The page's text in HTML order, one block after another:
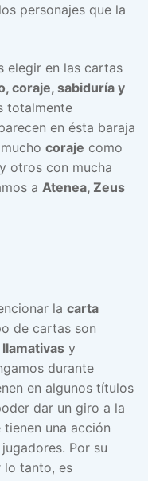
personajes que la
elegir en las cartas
coraje, sabiduría y
totalmente
en ésta baraja
coraje como
y otros con mucha
a Atenea, Zeus
la carta
de cartas son
llamativas y
durante
en algunos títulos
dar un giro a la
una acción
Por su
lo tanto, es